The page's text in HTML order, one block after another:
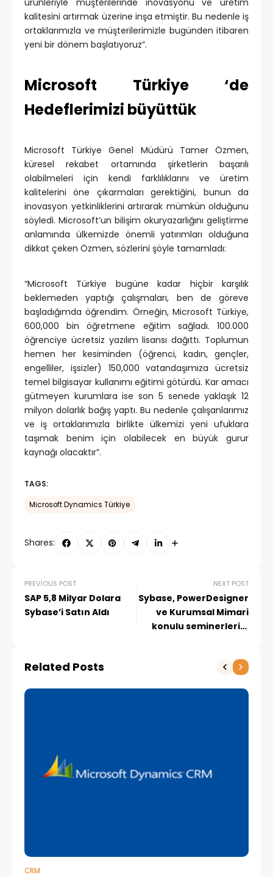
kalitesini artırmak üzerine inşa etmiştir. Bu nedenle iş
ortaklarımızla ve müşterilerimizle bugünden itibaren
yeni bir dönem başlatıyoruz”.
Microsoft Türkiye ‘de
Hedeflerimizi büyüttük
Microsoft Türkiye Genel Müdürü Tamer Özmen,
küresel rekabet ortamında şirketlerin başarılı
olabilmeleri için kendi farklılıklarını ve üretim
kalitelerini öne çıkarmaları gerektiğini, bunun da
inovasyon yetkinliklerini artırarak mümkün olduğunu
söyledi. Microsoft’un bilişim okuryazarlığını geliştirme
anlamında ülkemizde önemli yatırımları olduğuna
dikkat çeken Özmen, sözlerini şöyle tamamladı:
“Microsoft Türkiye bugüne kadar hiçbir karşılık
beklemeden yaptığı çalışmaları, ben de göreve
başladığımda öğrendim. Örneğin, Microsoft Türkiye,
600,000 bin öğretmene eğitim sağladı. 100.000
öğrenciye ücretsiz yazılım lisansı dağıttı. Toplumun
hemen her kesiminden (öğrenci, kadın, gençler,
engelliler, işsizler) 150,000 vatandaşımıza ücretsiz
temel bilgisayar kullanımı eğitimi götürdü. Kar amacı
gütmeyen kurumlara ise son 5 senede yaklaşık 12
milyon dolarlık bağış yaptı. Bu nedenle çalışanlarımız
ve iş ortaklarımızla birlikte ülkemizi yeni ufuklara
taşımak benim için olabilecek en büyük gurur
kaynağı olacaktır”.
TAGS:
Microsoft Dynamics Türkiye
Shares:
PREVIOUS POST
SAP 5,8 Milyar Dolara
Sybase’i Satın Aldı
NEXT POST
Sybase, PowerDesigner
ve Kurumsal Mimari
konulu seminerlerini
Related Posts
CRM